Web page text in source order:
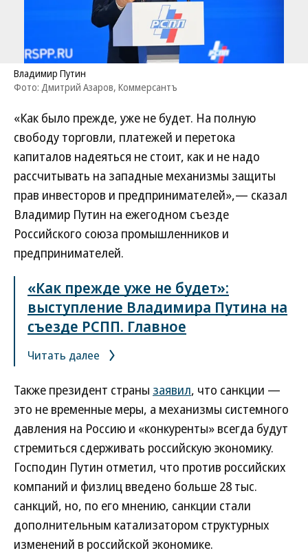
Владимир Путин
Фото: Дмитрий Азаров, Коммерсантъ
«Как было прежде, уже не будет. На полную
свободу торговли, платежей и перетока
капиталов надеяться не стоит, как и не надо
рассчитывать на западные механизмы защиты
прав инвесторов и предпринимателей»,— сказал
Владимир Путин на ежегодном съезде
Российского союза промышленников и
предпринимателей.
«Как прежде уже не будет»:
выступление Владимира Путина на
съезде РСПП. Главное
Читать далее
Также президент страны заявил, что санкции —
это не временные меры, а механизмы системного
давления на Россию и «конкуренты» всегда будут
стремиться сдерживать российскую экономику.
Господин Путин отметил, что против российских
компаний и физлиц введено больше 28 тыс.
санкций, но, по его мнению, санкции стали
дополнительным катализатором структурных
изменений в российской экономике.